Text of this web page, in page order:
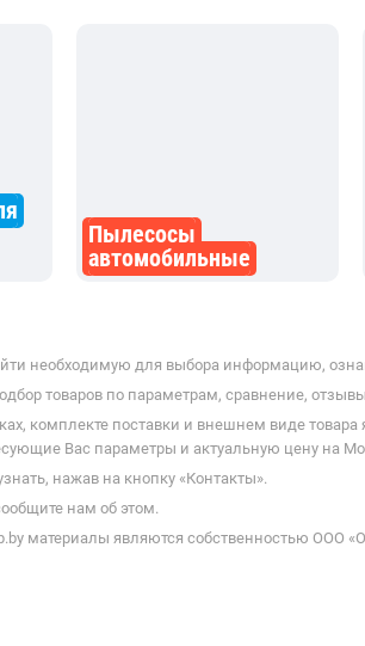
Пылесосы
автомобильные
необходимую для выбора информацию,
товаров по параметрам, сравнение,
комплекте поставки и внешнем виде
Вас параметры и актуальную цену на
нажав на кнопку «Контакты».
нам об этом.
материалы являются собственностью ООО